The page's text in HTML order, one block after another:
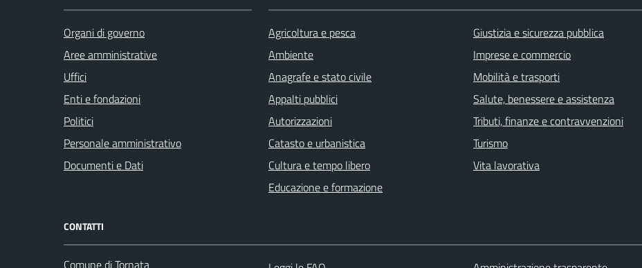
Organi di governo
Aree amministrative
Uffici
Enti e fondazioni
Politici
Personale amministrativo
Documenti e Dati
Agricoltura e pesca
Ambiente
Anagrafe e stato civile
Appalti pubblici
Autorizzazioni
Catasto e urbanistica
Cultura e tempo libero
Educazione e formazione
Giustizia e sicurezza pubblica
Imprese e commercio
Mobilità e trasporti
Salute, benessere e assistenza
Tributi, finanze e contravvenzioni
Turismo
Vita lavorativa
CONTATTI
Comune di Tornata